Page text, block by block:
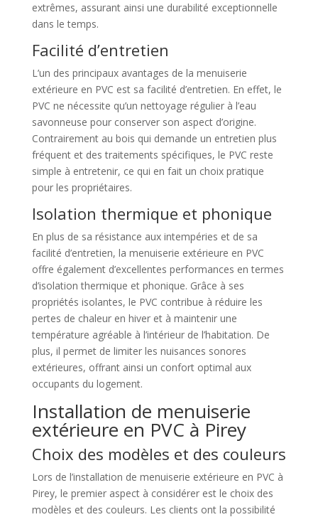
extrêmes, assurant ainsi une durabilité exceptionnelle
dans le temps.
Facilité d’entretien
L’un des principaux avantages de la menuiserie
extérieure en PVC est sa facilité d’entretien. En effet, le
PVC ne nécessite qu’un nettoyage régulier à l’eau
savonneuse pour conserver son aspect d’origine.
Contrairement au bois qui demande un entretien plus
fréquent et des traitements spécifiques, le PVC reste
simple à entretenir, ce qui en fait un choix pratique
pour les propriétaires.
Isolation thermique et phonique
En plus de sa résistance aux intempéries et de sa
facilité d’entretien, la menuiserie extérieure en PVC
offre également d’excellentes performances en termes
d’isolation thermique et phonique. Grâce à ses
propriétés isolantes, le PVC contribue à réduire les
pertes de chaleur en hiver et à maintenir une
température agréable à l’intérieur de l’habitation. De
plus, il permet de limiter les nuisances sonores
extérieures, offrant ainsi un confort optimal aux
occupants du logement.
Installation de menuiserie
extérieure en PVC à Pirey
Choix des modèles et des couleurs
Lors de l’installation de menuiserie extérieure en PVC à
Pirey, le premier aspect à considérer est le choix des
modèles et des couleurs. Les clients ont la possibilité